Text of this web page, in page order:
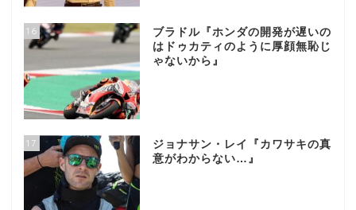
16
ブラドル『ホンダの開発が遅いの
はドゥカティのように厚顔無恥じ
ゃないから』
17
ジョナサン・レイ『カワサキの真
意がわからない…』